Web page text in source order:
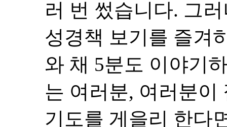
러 번 썼습니다. 그
성경책 보기를 즐겨
와 채 5분도 이야기
는 여러분, 여러분이
기도를 게을리 한다